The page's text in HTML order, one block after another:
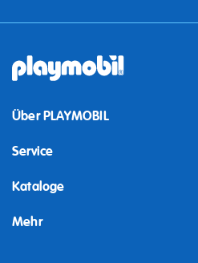
Über PLAYMOBIL
Service
Kataloge
Mehr